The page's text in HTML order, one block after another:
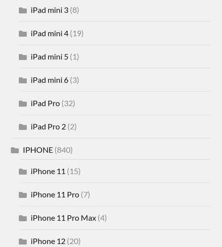
iPad mini 3 (8)
iPad mini 4 (19)
iPad mini 5 (1)
iPad mini 6 (3)
iPad Pro (32)
iPad Pro 2 (2)
IPHONE (840)
iPhone 11 (15)
iPhone 11 Pro (7)
iPhone 11 Pro Max (4)
iPhone 12 (20)